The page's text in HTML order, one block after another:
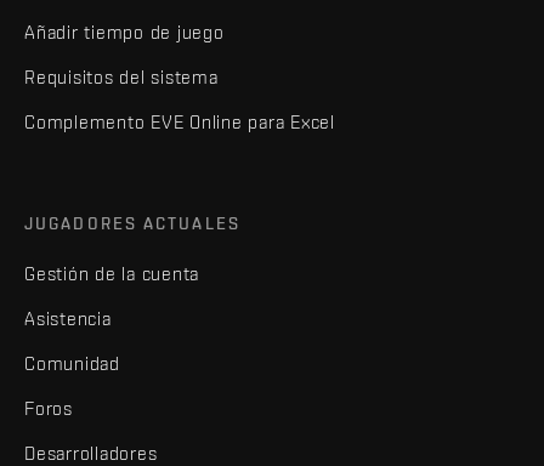
Añadir tiempo de juego
Requisitos del sistema
Complemento EVE Online para Excel
JUGADORES ACTUALES
Gestión de la cuenta
Asistencia
Comunidad
Foros
Desarrolladores